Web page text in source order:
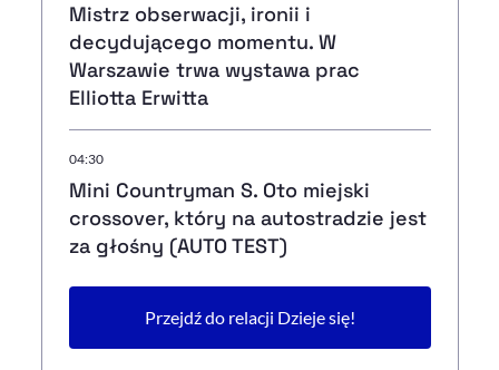
Mistrz obserwacji, ironii i
decydującego momentu. W
Warszawie trwa wystawa prac
Elliotta Erwitta
04:30
Mini Countryman S. Oto miejski
crossover, który na autostradzie jest
za głośny (AUTO TEST)
Przejdź do relacji Dzieje się!